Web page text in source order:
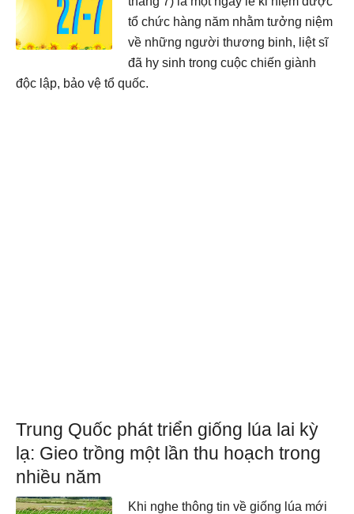
tổ chức hàng năm nhằm tưởng niệm
về những người thương binh, liệt sĩ
đã hy sinh trong cuộc chiến giành
độc lập, bảo vệ tổ quốc.
Trung Quốc phát triển giống lúa lai kỳ
lạ: Gieo trồng một lần thu hoạch trong
nhiều năm
Khi nghe thông tin về giống lúa mới